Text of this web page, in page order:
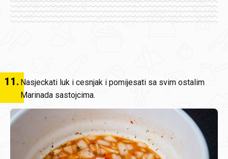
11. Nasjeckati luk i cesnjak i pomijesati sa svim ostalim
Marinada sastojcima.